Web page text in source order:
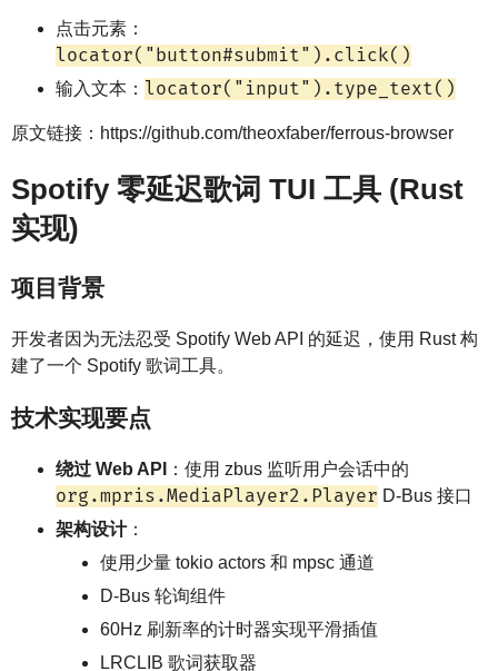
点击元素：
locator("button#submit").click()
输入文本： locator("input").type_text()
原文链接：https://github.com/theoxfaber/ferrous-browser
Spotify 零延迟歌词 TUI 工具 (Rust
实现)
项目背景
开发者因为无法忍受 Spotify Web API 的延迟，使用 Rust 构
建了一个 Spotify 歌词工具。
技术实现要点
绕过 Web API ：使用 zbus 监听用户会话中的
org.mpris.MediaPlayer2.Player D-Bus 接口
架构设计：
使用少量 tokio actors 和 mpsc 通道
D-Bus 轮询组件
60Hz 刷新率的计时器实现平滑插值
LRCLIB 歌词获取器